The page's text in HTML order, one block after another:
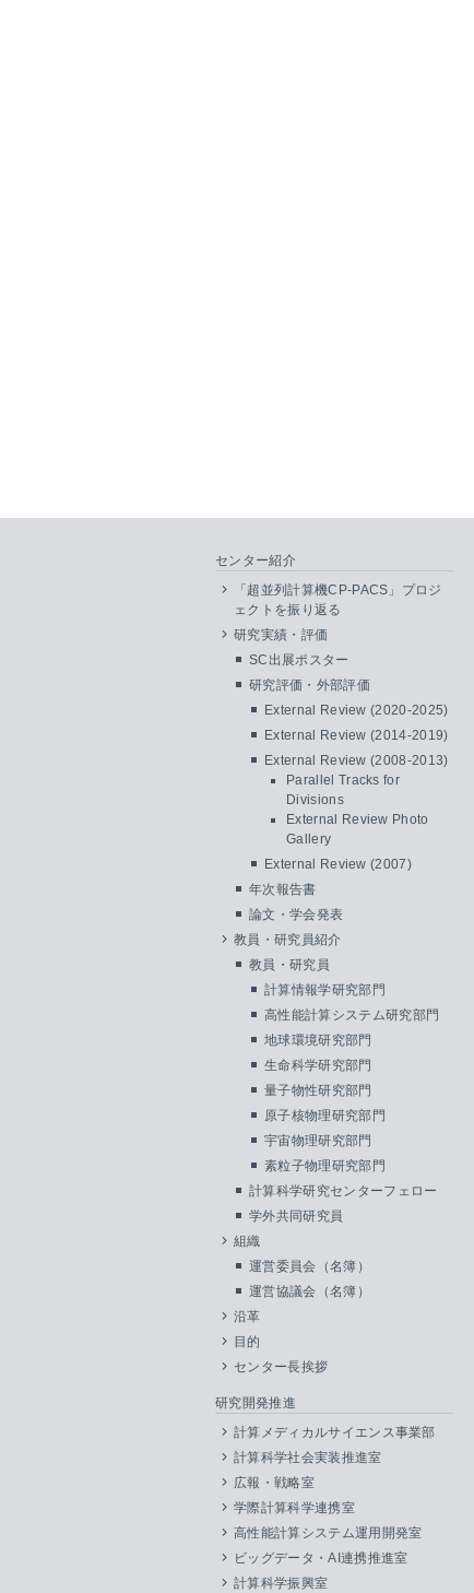
センター紹介
「超並列計算機CP-PACS」プロジ
ェクトを振り返る
研究実績・評価
SC出展ポスター
研究評価・外部評価
External Review (2020-2025)
External Review (2014-2019)
External Review (2008-2013)
Parallel Tracks for
Divisions
External Review Photo
Gallery
External Review (2007)
年次報告書
論文・学会発表
教員・研究員紹介
教員・研究員
計算情報学研究部門
高性能計算システム研究部門
地球環境研究部門
生命科学研究部門
量子物性研究部門
原子核物理研究部門
宇宙物理研究部門
素粒子物理研究部門
計算科学研究センターフェロー
学外共同研究員
組織
運営委員会（名簿）
運営協議会（名簿）
沿革
目的
センター長挨拶
研究開発推進
計算メディカルサイエンス事業部
計算科学社会実装推進室
広報・戦略室
学際計算科学連携室
高性能計算システム運用開発室
ビッグデータ・AI連携推進室
計算科学振興室